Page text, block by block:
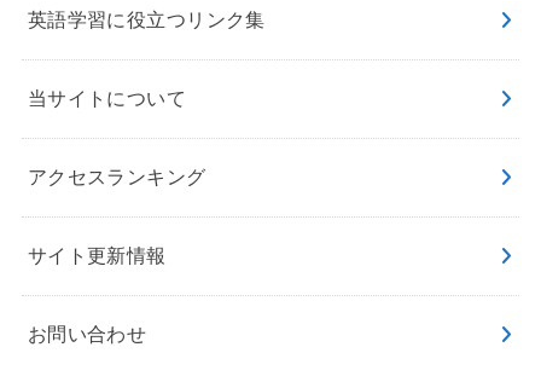
英語学習に役立つリンク集
当サイトについて
アクセスランキング
サイト更新情報
お問い合わせ